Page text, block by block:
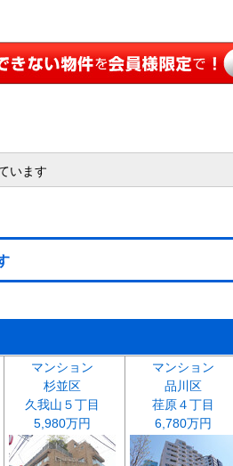
います
マンション
杉並区
久我山５丁目
5,980万円
マンション
品川区
荏原４丁目
6,780万円